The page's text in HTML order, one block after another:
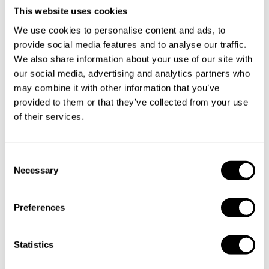
This website uses cookies
We use cookies to personalise content and ads, to
provide social media features and to analyse our traffic.
We also share information about your use of our site with
our social media, advertising and analytics partners who
may combine it with other information that you’ve
provided to them or that they’ve collected from your use
of their services.
Necessary
Preferences
Statistics
Take a Chef services in nearby
cities
Discover cities near Calp where you can enjoy a Chef At
Home service
Calp